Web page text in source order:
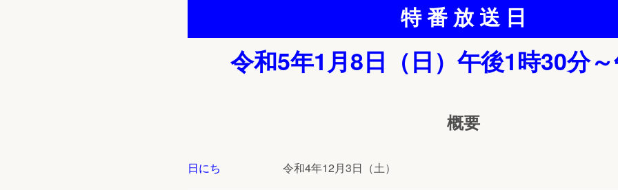
特 番 放 送 日
令和5年1月8日（日）午後1時30分
概要
日にち 令和4年12月3日（土）